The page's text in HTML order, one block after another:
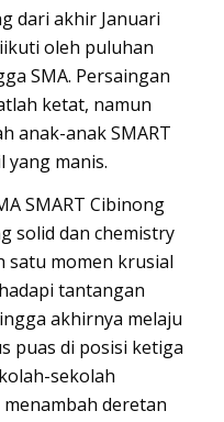
dari akhir Januari
oleh puluhan
SMA. Persaingan
ketat, namun
anak-anak SMART
yang manis.
SMART Cibinong
solid dan chemistry
satu momen krusial
tantangan
akhirnya melaju
puas di posisi ketiga
sekolah
deretan